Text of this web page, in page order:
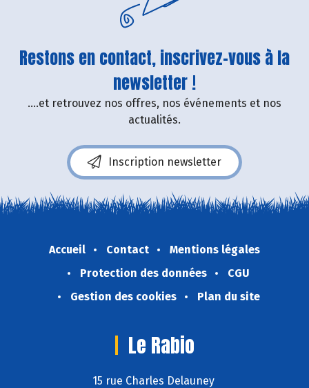
Restons en contact, inscrivez-vous à la
newsletter !
....et retrouvez nos offres, nos événements et nos
actualités.
Inscription newsletter
Accueil Contact
Mentions légales
Protection des données
CGU
Gestion des cookies
Plan du site
Le Rabio
15 rue Charles Delauney